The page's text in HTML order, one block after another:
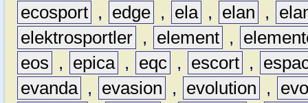
ecosport , edge , ela , elan ,
elektrosportler , element ,
eos
, epica , eqc , escort ,
evanda , evasion , evolution ,